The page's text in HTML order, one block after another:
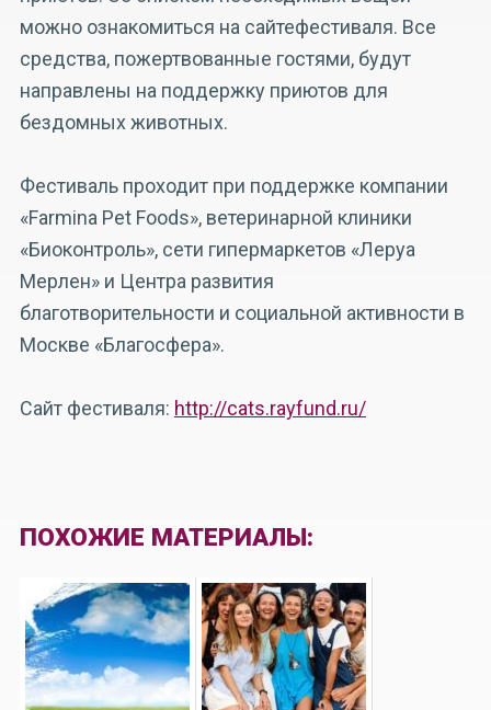
можно ознакомиться на сайтефестиваля. Все
средства, пожертвованные гостями, будут
направлены на поддержку приютов для
бездомных животных.
Фестиваль проходит при поддержке компании
«Farmina Pet Foods», ветеринарной клиники
«Биоконтроль», сети гипермаркетов «Леруа
Мерлен» и Центра развития
благотворительности и социальной активности в
Москве «Благосфера».
Сайт фестиваля: http://cats.rayfund.ru/
ПОХОЖИЕ МАТЕРИАЛЫ: